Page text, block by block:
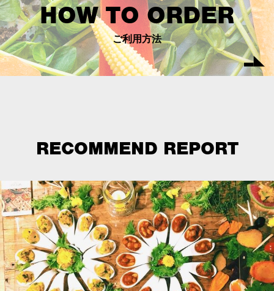
HOW TO ORDER
ご利用方法
RECOMMEND REPORT